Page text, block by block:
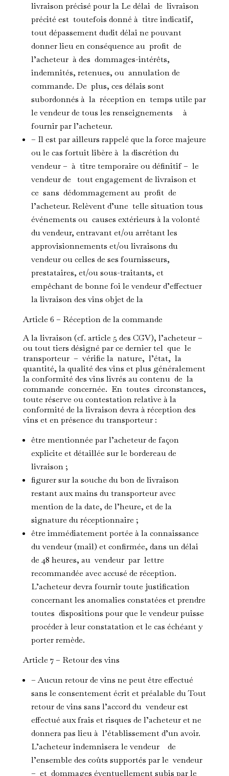
livraison précisé pour la Le délai de livraison
précité est toutefois donné à titre indicatif,
tout dépassement dudit délai ne pouvant
donner lieu en conséquence au profit de
l’acheteur à des dommages-intérêts,
indemnités, retenues, ou annulation de
commande. De plus, ces délais sont
subordonnés à la réception en temps utile par
le vendeur de tous les renseignements à
fournir par l’acheteur.
– Il est par ailleurs rappelé que la force majeure
ou le cas fortuit libère à la discrétion du
vendeur – à titre temporaire ou définitif – le
vendeur de tout engagement de livraison et
ce sans dédommagement au profit de
l’acheteur. Relèvent d’une telle situation tous
événements ou causes extérieurs à la volonté
du vendeur, entravant et/ou arrêtant les
approvisionnements et/ou livraisons du
vendeur ou celles de ses fournisseurs,
prestataires, et/ou sous-traitants, et
empêchant de bonne foi le vendeur d’effectuer
la livraison des vins objet de la
Article 6 – Réception de la commande
A la livraison (cf. article 5 des CGV), l’acheteur –
ou tout tiers désigné par ce dernier tel que le
transporteur – vérifie la nature, l’état, la
quantité, la qualité des vins et plus généralement
la conformité des vins livrés au contenu de la
commande concernée. En toutes circonstances,
toute réserve ou contestation relative à la
conformité de la livraison devra à réception des
vins et en présence du transporteur :
être mentionnée par l’acheteur de façon
explicite et détaillée sur le bordereau de
livraison ;
figurer sur la souche du bon de livraison
restant aux mains du transporteur avec
mention de la date, de l’heure, et de la
signature du réceptionnaire ;
être immédiatement portée à la connaissance
du vendeur (mail) et confirmée, dans un délai
de 48 heures, au vendeur par lettre
recommandée avec accusé de réception.
L’acheteur devra fournir toute justification
concernant les anomalies constatées et prendre
toutes dispositions pour que le vendeur puisse
procéder à leur constatation et le cas échéant y
porter remède.
Article 7 – Retour des vins
– Aucun retour de vins ne peut être effectué
sans le consentement écrit et préalable du Tout
retour de vins sans l’accord du vendeur est
effectué aux frais et risques de l’acheteur et ne
donnera pas lieu à l’établissement d’un avoir.
L’acheteur indemnisera le vendeur de
l’ensemble des coûts supportés par le vendeur
– et dommages éventuellement subis par le